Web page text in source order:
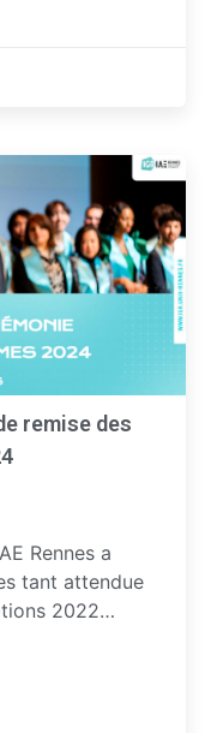
remise des
Rennes a
tant attendue
2022…